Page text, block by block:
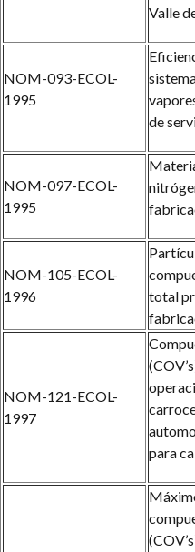
Valle
NOM-093-ECOL-
1995
de
NOM-097-ECOL-
1995
NOM-105-ECOL-
1996
total
NOM-121-ECOL-
1997
para